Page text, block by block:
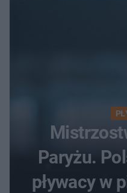
Paryżu.
pływacy w